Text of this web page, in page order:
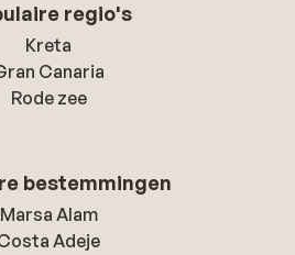
regio's
Kreta
Canaria
Rode zee
bestemmingen
Marsa Alam
Adeje